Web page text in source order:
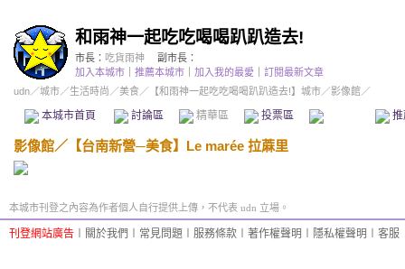
和雨神一起吃吃喝喝趴趴造去!
市長： 吃貨雨神
副市長：
加入本城市
推薦本城市 加入我的最愛
訂閱最新文章
udn／城市／生活時尚 ／美食／ 【和雨神一起吃吃喝喝趴趴造去!】城市／影像館／
本城市首頁 討論區 精華區 投票區 影像館
影像館／ 【台南新營─美食】Le marée 拉蔴里
本城市刊登之內容為作者個人自行提供上傳，不代表 udn 立場。
刊登網站廣告 關於我們 常見問題 服務條款 著作權聲明 隱私權聲明 客服